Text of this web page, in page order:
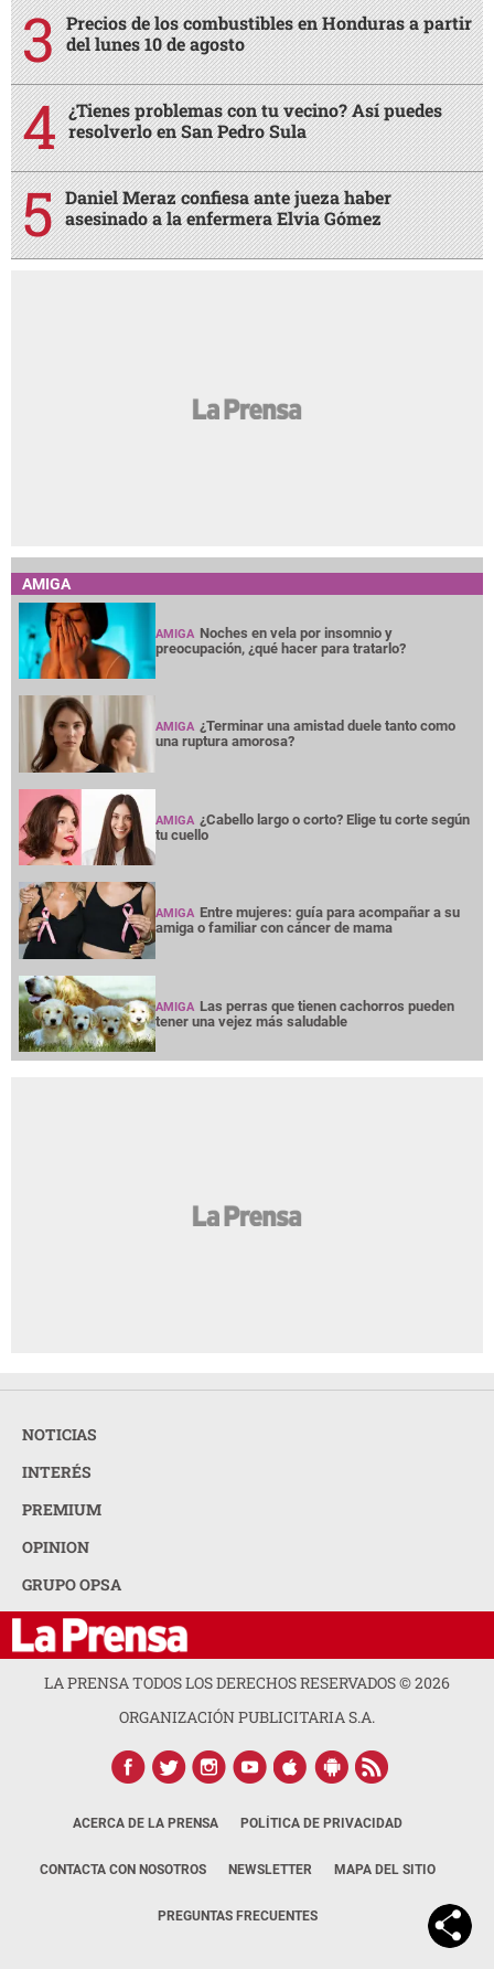
Precios de los combustibles en Honduras a partir
del lunes 10 de agosto
¿Tienes problemas con tu vecino? Así puedes
resolverlo en San Pedro Sula
Daniel Meraz confiesa ante jueza haber
asesinado a la enfermera Elvia Gómez
AMIGA
AMIGA Noches en vela por insomnio y
preocupación, ¿qué hacer para tratarlo?
AMIGA ¿Terminar una amistad duele tanto como
una ruptura amorosa?
AMIGA ¿Cabello largo o corto? Elige tu corte según
tu cuello
AMIGA Entre mujeres: guía para acompañar a su
amiga o familiar con cáncer de mama
AMIGA Las perras que tienen cachorros pueden
tener una vejez más saludable
NOTICIAS
INTERÉS
PREMIUM
OPINION
GRUPO OPSA
LA PRENSA TODOS LOS DERECHOS RESERVADOS ©2026
ORGANIZACIÓN PUBLICITARIA S.A.
ACERCA DE LA PRENSA POLÍTICA DE PRIVACIDAD
CONTACTA CON NOSOTROS NEWSLETTER MAPA DEL SITIO
PREGUNTAS FRECUENTES